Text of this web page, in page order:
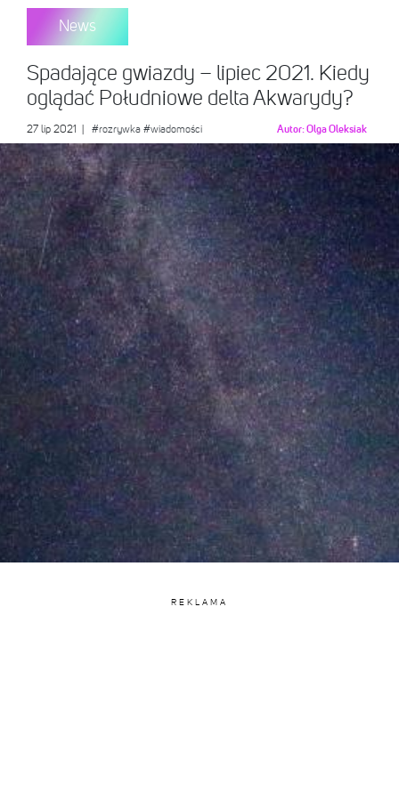
News
Spadające gwiazdy – lipiec 2021. Kiedy
oglądać Południowe delta Akwarydy?
27 lip 2021 #rozrywka #wiadomości Autor:Olga Oleksiak
REKLAMA